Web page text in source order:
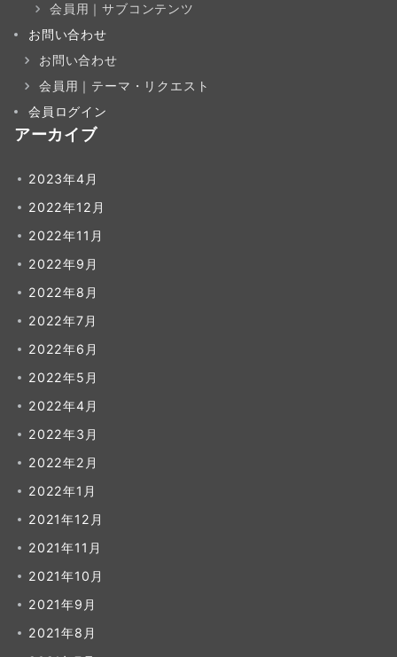
会員用｜サブコンテンツ
お問い合わせ
お問い合わせ
会員用｜テーマ・リクエスト
会員ログイン
アーカイブ
2023年4月
2022年12月
2022年11月
2022年9月
2022年8月
2022年7月
2022年6月
2022年5月
2022年4月
2022年3月
2022年2月
2022年1月
2021年12月
2021年11月
2021年10月
2021年9月
2021年8月